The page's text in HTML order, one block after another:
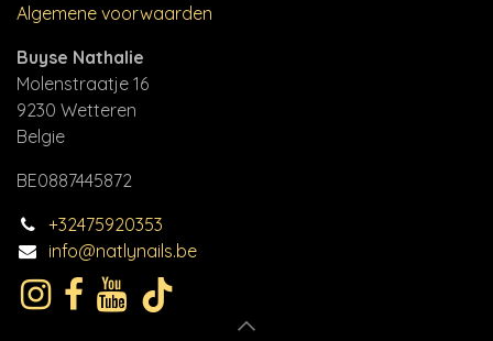
Algemene voorwaarden
Buyse Nathalie
Molenstraatje 16
9230 Wetteren
Belgie
BE0887445872
+32475920353
info@natlynails.be